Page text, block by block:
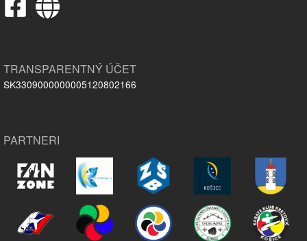
,
TRANSPARENTNÝ ÚČET
SK3309000000005120802166
PARTNERI